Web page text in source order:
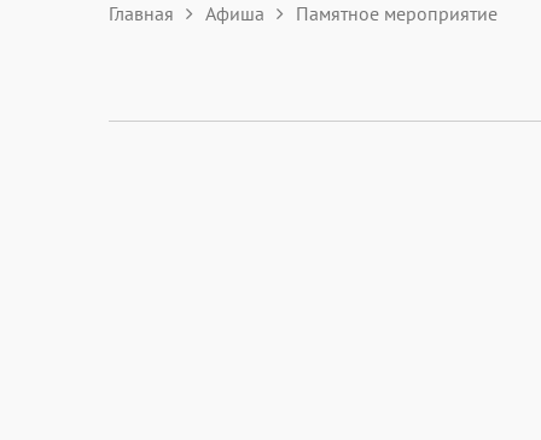
Главная Афиша Памятное мероприятие